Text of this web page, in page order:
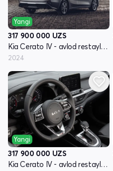
Yangi
317 900 000 UZS
Kia Cerato IV - avlod restayling
2024
Yangi
317 900 000 UZS
Kia Cerato IV - avlod restayling